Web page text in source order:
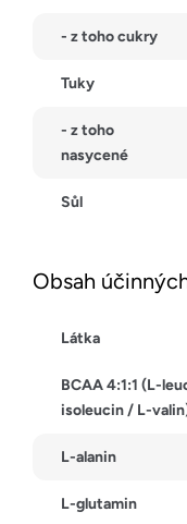
- z toho cukry
Tuky
- z toho
nasycené
Sůl
Obsah
Látka
BCAA 4:1:1 (L-
isoleucin / L-
L-alanin
L-glutamin